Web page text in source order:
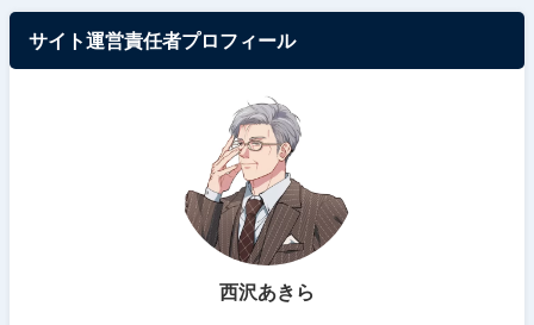
サイト運営責任者プロフィール
西沢あきら